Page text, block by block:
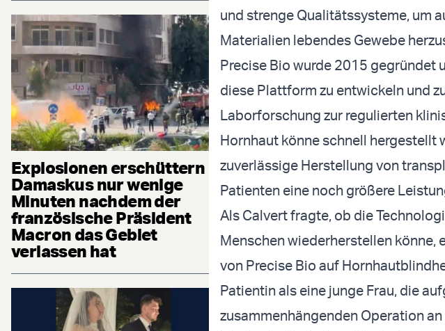
Explosionen erschüttern
Damaskus nur wenige
Minuten nachdem der
französische Präsident
Macron das Gebiet
verlassen hat
und strenge Qualitätssysteme, um
Materialien lebendes Gewebe
Precise Bio wurde 2015 gegründet
diese Plattform zu entwickeln und
Laborforschung zur regulierten
Hornhaut könne schnell hergestellt
zuverlässige Herstellung von
Patienten eine noch größere
Als Calvert fragte, ob die
Menschen wiederherstellen könne,
von Precise Bio auf
Patientin als eine junge Frau, die
zusammenhängenden Operation